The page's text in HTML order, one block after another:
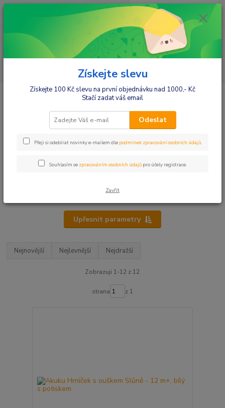
ks
za 0,00 Kč
Kojenecké potřeby Lahvičky, hrnečky
Lahvičky, hrnečky
Sady lahviček, hrnečků
Sportovní hrnečky, lahvičky
Upřesnit parametry
Nejnovější Nejlevnější Nejdražší
Zobrazuji 1-12 z 12
strana z 1
Získejte slevu
Získejte 100 Kč slevu na první objednávku nad 1000,- Kč
Stačí zadat váš email
Odeslat
Přeji si odebírat novinky e-mailem dle podmínek zpracování osobních údajů.
Souhlasím se zpracováním osobních údajů pro účely registrace.
Zavřít